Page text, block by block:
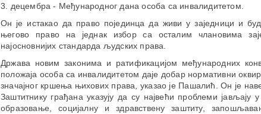
3. децембра - Међународног дана особа са инвалидитетом.
Он је истакао да право појединца да живи у заједници и
његово право на једнак избор са осталим члановима
најосновнијих стандарда људских права.
Држава новим законима и ратификацијом међународних
положаја особа са инвалидитетом даје добар нормативни
значајног кршења њихових права, указао је Пашалић. Он је
Заштитнику грађана указују да су највећи проблеми јављају
образовање, социјалну и здравствену заштиту,